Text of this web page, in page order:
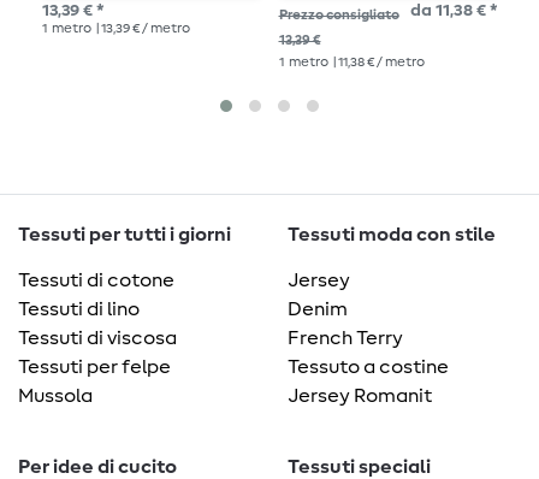
13,39 € *
1 metro | 13,39 € / metro
Prezzo consigliato
13,39 €
da 11,38 € *
1 metro | 11,38 € / metro
Tessuti per tutti i giorni
Tessuti di cotone
Tessuti di lino
Tessuti di viscosa
Tessuti per felpe
Mussola
Tessuti moda con stile
Jersey
Denim
French Terry
Tessuto a costine
Jersey Romanit
Per idee di cucito
Tessuti speciali